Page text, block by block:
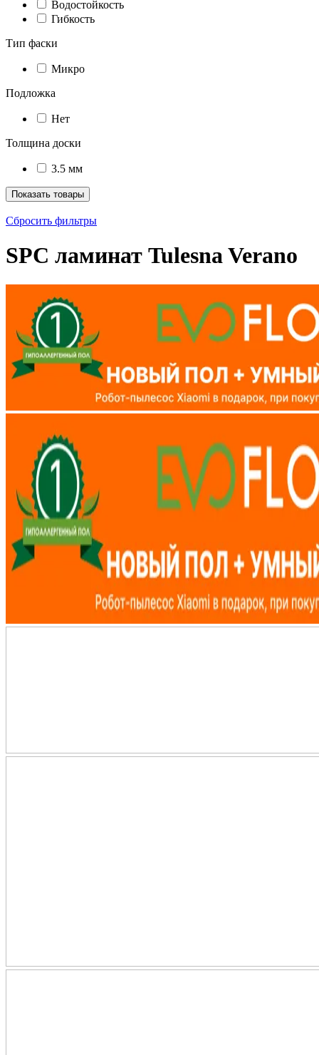
Водостойкость
Гибкость
Тип фаски
Микро
Подложка
Нет
Толщина доски
3.5 мм
Показать товары
Сбросить фильтры
SPC ламинат Tulesna Verano